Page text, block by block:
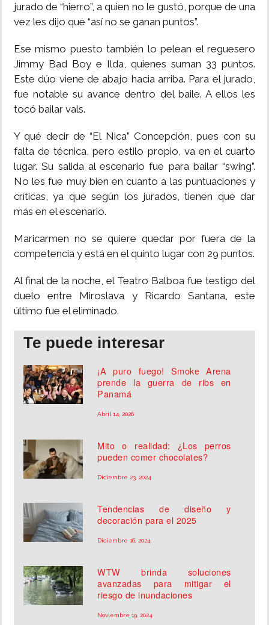
jurado de “hierro”, a quien no le gustó, porque de una
vez les dijo que “así no se ganan puntos”.
Ese mismo puesto también lo pelean el reguesero
Jimmy Bad Boy e Ilda, quienes suman 33 puntos.
Este dúo viene de abajo hacia arriba. Para el jurado,
fue notable su avance dentro del baile. A ellos les
tocó bailar vals.
Y qué decir de “El Nica” Concepción, pues con su
falta de técnica, pero estilo propio, va en el cuarto
lugar. Su salida al escenario fue para bailar “swing”.
No les fue muy bien en cuanto a las puntuaciones y
críticas, ya que según los jurados, tienen que dar
más en el escenario.
Maricarmen no se quiere quedar por fuera de la
competencia y está en el quinto lugar con 29 puntos.
Al final de la noche, el Teatro Balboa fue testigo del
duelo entre Miroslava y Ricardo Santana, este
último fue el eliminado.
Te puede interesar
¡A puro fuego! Smoke Arena
prende la guerra de ribs en
Panamá
Abril 14, 2026
Mito o realidad: ¿Los perros
pueden comer chocolates?
Diciembre 23, 2024
Tendencias de diseño y
decoración para el 2025
Diciembre 16, 2024
WTW brinda soluciones
avanzadas para mitigar el
riesgo de inundaciones
Noviembre 19, 2024